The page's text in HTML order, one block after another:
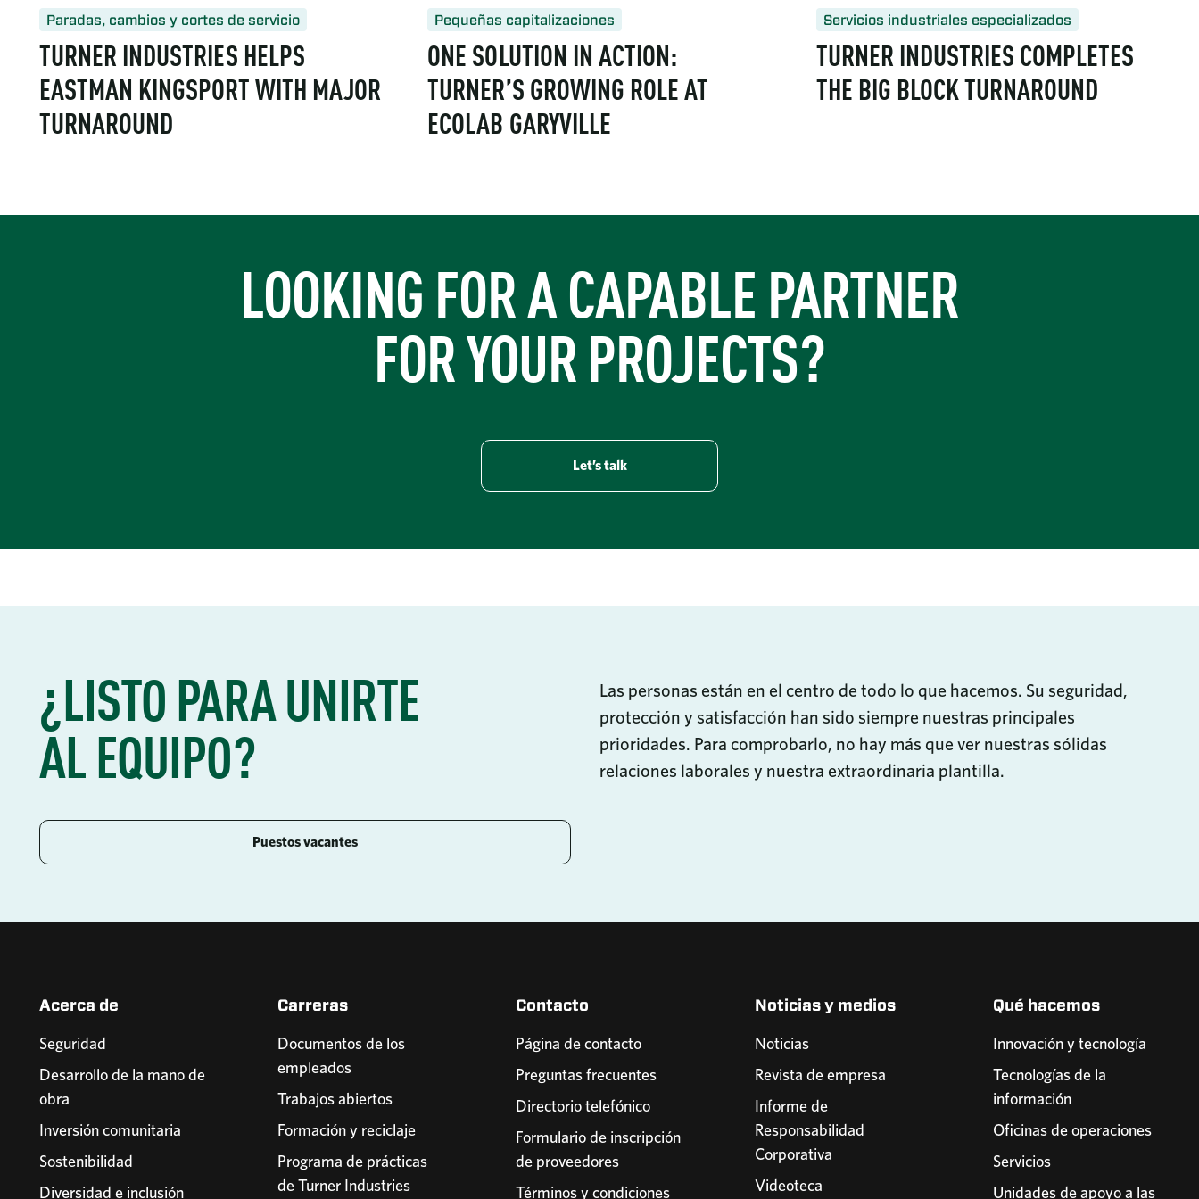
Paradas, cambios y cortes de servicio
TURNER INDUSTRIES HELPS
EASTMAN KINGSPORT WITH MAJOR
TURNAROUND
Pequeñas capitalizaciones
ONE SOLUTION IN ACTION:
TURNER’S GROWING ROLE AT
ECOLAB GARYVILLE
Servicios industriales especializados
TURNER INDUSTRIES COMPLETES
THE BIG BLOCK TURNAROUND
LOOKING FOR A CAPABLE PARTNER
FOR YOUR PROJECTS?
Let’s talk
¿LISTO PARA UNIRTE
AL EQUIPO?
Las personas están en el centro de todo lo que hacemos. Su seguridad,
protección y satisfacción han sido siempre nuestras principales
prioridades. Para comprobarlo, no hay más que ver nuestras sólidas
relaciones laborales y nuestra extraordinaria plantilla.
Puestos vacantes
Acerca de
Seguridad
Desarrollo de la mano de
obra
Inversión comunitaria
Sostenibilidad
Diversidad e inclusión
Carreras
Documentos de los
empleados
Trabajos abiertos
Formación y reciclaje
Programa de prácticas
de Turner Industries
Contacto
Página de contacto
Preguntas frecuentes
Directorio telefónico
Formulario de inscripción
de proveedores
Términos y condiciones
Noticias y medios
Noticias
Revista de empresa
Informe de
Responsabilidad
Corporativa
Videoteca
Qué hacemos
Innovación y tecnología
Tecnologías de la
información
Oficinas de operaciones
Servicios
Unidades de apoyo a las